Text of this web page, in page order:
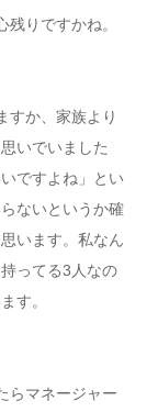
りですかね。
すか、家族より
いでいました
ですよね」とい
ないというか確
います。私なん
ってる3人なの
す。
らマネージャー